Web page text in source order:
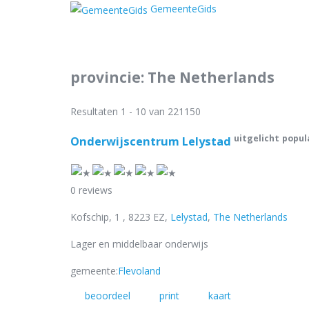
GemeenteGids
provincie: The Netherlands
Resultaten 1 - 10 van 221150
Onderwijscentrum Lelystad uitgelicht
0 reviews
Kofschip, 1 , 8223 EZ, Lelystad, The Netherlands
Lager en middelbaar onderwijs
gemeente:Flevoland
beoordeel
print kaart